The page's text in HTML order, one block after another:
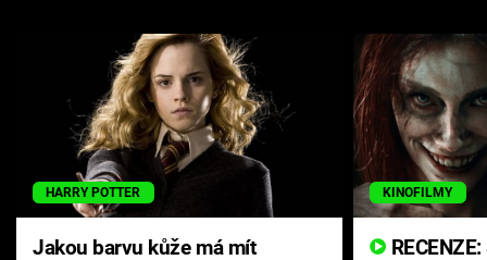
HARRY POTTER
Jakou barvu kůže má mít
KINOFILMY